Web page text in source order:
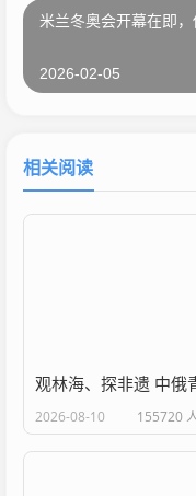
米兰冬奥会开幕在即
2026-02-05
相关阅读
2026-08-10 155720